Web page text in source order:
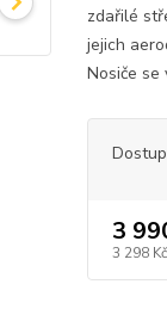
zdařilé
jejich
Nosiče se
3
3 298 Kč